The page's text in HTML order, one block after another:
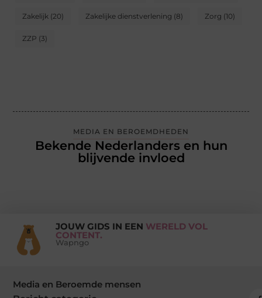
Zakelijk (20) Zakelijke dienstverlening (8) Zorg (10)
ZZP (3)
MEDIA EN BEROEMDHEDEN
Bekende Nederlanders en hun
blijvende invloed
JOUW GIDS IN EEN WERELD VOL
CONTENT.
Wapngo
Media en Beroemde mensen